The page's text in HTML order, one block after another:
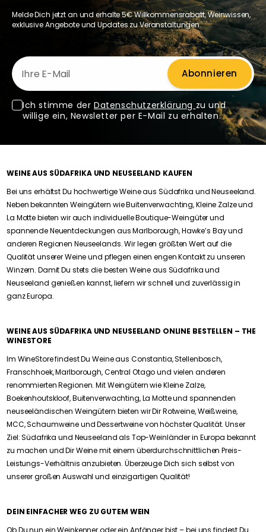
Melde Dich jetzt an und erhalte 5€ Willkommensrabatt, Weinwissen,
exklusive Angebote und Updates zu Veranstaltungen.
Ihre E-Mail
Abonnieren
Ich stimme der Datenschutzerklärung zu und
willige ein, Newsletter per E-Mail zu erhalten.
WEINE AUS SÜDAFRIKA UND NEUSEELAND KAUFEN
Bei uns erhältst Du hochwertige Weine aus Südafrika und Neuseeland.
Neben bekannten Weingütern wie Buitenverwachting, Kleine Zalze und
La Motte bieten wir auch individuelle Boutique-Weingüter und
spannende Neuentdeckungen aus Marlborough, Hawke’s Bay und
anderen Regionen Neuseelands. Wir legen größten Wert auf die
Qualität unserer Weine und pflegen einen engen Kontakt zu unseren
Winzern. Damit Du stets die besten Weine aus Südafrika und
Neuseeland genießen kannst, liefern wir schnell und zuverlässig in
ganz Europa.
WEINE AUS SÜDAFRIKA UND NEUSEELAND ONLINE BESTELLEN – THE
WINESTORE
Im WineStore findest Du Weine aus Constantia, Stellenbosch,
Franschhoek, Marlborough, Central Otago und vielen anderen
renommierten Regionen. Mit Weingütern wie Kleine Zalze,
Boekenhoutskloof, Buitenverwachting, La Motte und spannenden
neuseeländischen Weingütern bieten wir Dir Rotweine, Weißweine,
MCC, Schaumweine und Dessertweine von höchster Qualität. Unser
Ziel: Südafrika und Neuseeland als Top-Weinländer in Europa bekannt
zu machen und Dir Weine mit einem überdurchschnittlichen Preis-
Leistungs-Verhältnis anzubieten. Überzeuge Dich sich selbst von
unserer großen Auswahl und einzigartigen Qualität!
DEIN EINFACHER WEG ZU GUTEM WEIN
Ob Du nun ein Weinkenner oder ein Anfänger bist – bei uns findest Du